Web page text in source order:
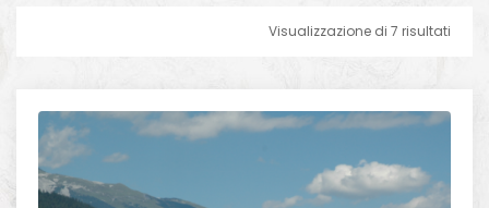
Visualizzazione di 7 risultati